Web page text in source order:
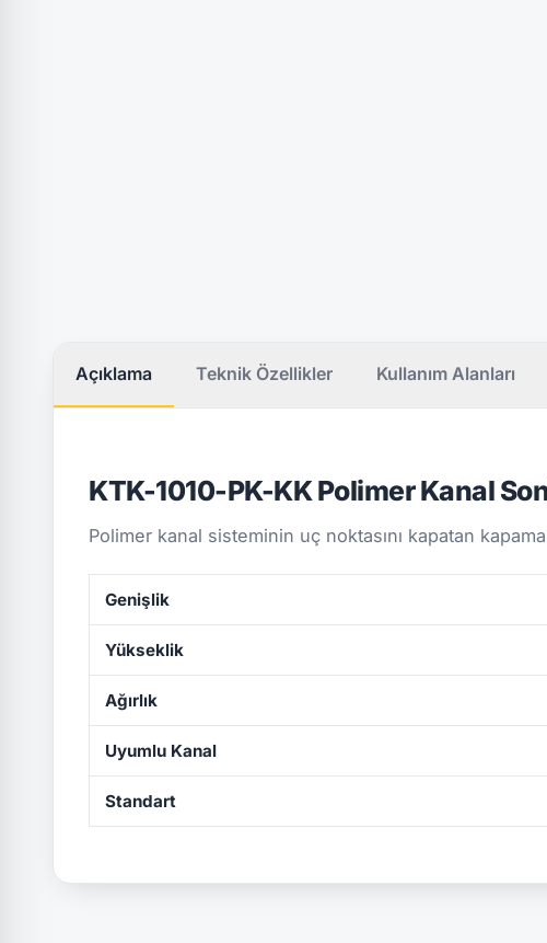
Açıklama Teknik Özellikler Kullanım Alanları
KTK-1010-PK-KK Polimer Kanal
Polimer kanal sisteminin uç noktasını kapatan
Genişlik
Yükseklik
Ağırlık
Uyumlu Kanal
Standart